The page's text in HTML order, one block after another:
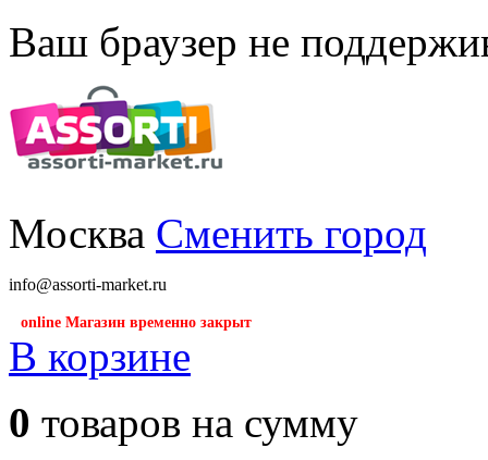
Ваш браузер не
Москва Сменить город
info@assorti-market.ru
online Магазин временно закрыт
В корзине
0 товаров на сумму